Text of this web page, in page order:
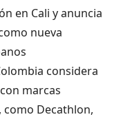
en Cali y anuncia
nueva
considera
marcas
como Decathlon,